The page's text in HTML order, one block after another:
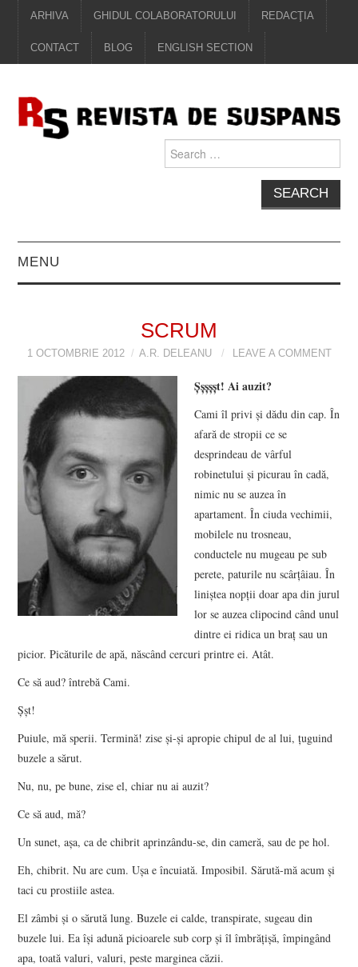
ARHIVA GHIDUL COLABORATORULUI REDACŢIA
CONTACT BLOG ENGLISH SECTION
for:
MENU
VIZIUNI ȘI SPECTRE
CONTRAPAGINI
CARTE & FILM
SUSPANS
NUMĂRUL 48 /
MARTIE 2018
SCRUM
1 OCTOMBRIE 2012 A.R. DELEANU LEAVE A COMMENT
Şşşşşt! Ai auzit?
Cami îl privi şi dădu din cap. În
afară de stropii ce se
desprindeau de vârful
robinetului şi picurau în cadă,
nimic nu se auzea în
apartament. În ciuda vechimii,
mobilele nu trosneau,
conductele nu mugeau pe sub
perete, paturile nu scârţâiau. În
liniştea nopţii doar apa din jurul
lor se auzea clipocind când unul
dintre ei ridica un braţ sau un
picior. Picăturile de apă, născând cercuri printre ei. Atât.
Ce să aud? întrebă Cami.
Şşt!
Puiule, mă sperii. Termină! zise şi-şi apropie chipul de al lui, ţuguind
buzele a sărut.
Nu, nu, pe bune, zise el, chiar nu ai auzit?
Ce să aud, mă?
Un sunet, aşa, ca de chibrit aprinzându-se, din cameră, sau de pe hol.
Eh, chibrit. Nu are cum. Uşa e încuiată. Imposibil. Sărută-mă acum şi
taci cu prostiile astea.
El zâmbi şi o sărută lung. Buzele ei calde, transpirate, sugeau din
buzele lui. Ea îşi adună picioarele sub corp şi îl îmbrăţişă, împingând
apa, toată valuri, valuri, peste marginea căzii.